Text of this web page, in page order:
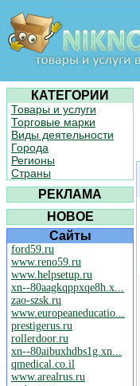
КАТЕГОРИИ
Товары и услуги
Торговые марки
Виды деятельности
Города
Регионы
Страны
РЕКЛАМА
НОВОЕ
Сайты
ford59.ru
www.reno59.ru
www.helpsetup.ru
xn--80aagkqppxqe8h.x...
zao-szsk.ru
www.europeaneducatio...
prestigerus.ru
rollerdoor.ru
xn--80aibuxhdbs1g.xn...
qmedical.co.il
www.arealrus.ru